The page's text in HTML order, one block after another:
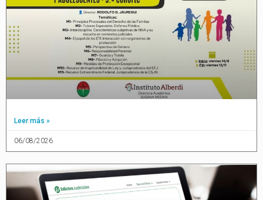
Leer más »
06/08/2026